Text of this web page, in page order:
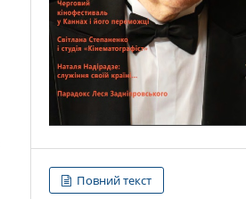
Повний текст